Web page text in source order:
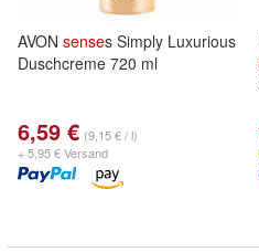
AVON senses Simply Luxurious
Duschcreme 720 ml
6,59 € (9,15 € / l)
+ 5,95 € Versand